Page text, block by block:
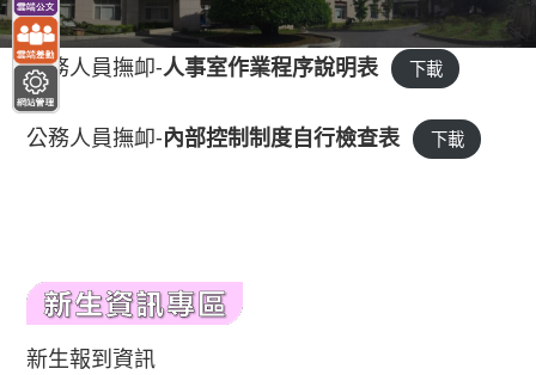
公務人員撫卹-人事室作業程序說明表 下載
公務人員撫卹-內部控制制度自行檢查表 下載
新生報到資訊